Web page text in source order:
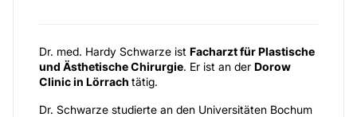
Dr. med. Hardy Schwarze ist Facharzt für Plastische
und Ästhetische Chirurgie. Er ist an der Dorow
Clinic in Lörrach tätig.
Dr. Schwarze studierte an den Universitäten Bochum